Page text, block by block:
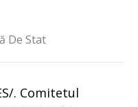
De Stat
. Comitetul